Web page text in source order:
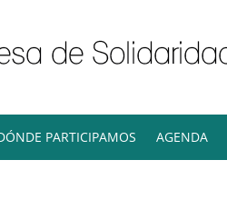
PARTICIPAMOS AGENDA